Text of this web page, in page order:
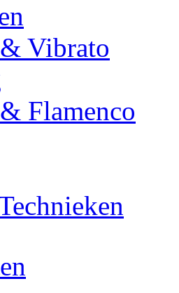
Vibrato
Flamenco